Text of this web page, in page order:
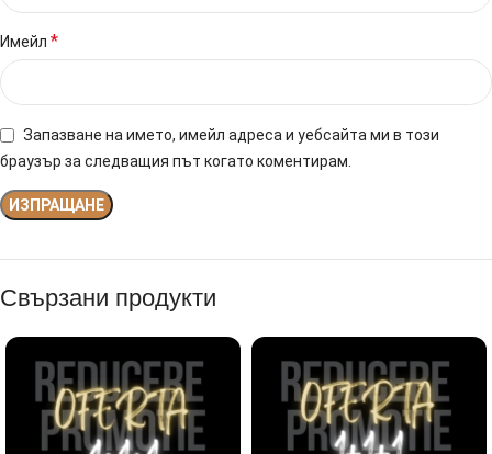
Имейл *
Запазване на името, имейл адреса и уебсайта ми в този
браузър за следващия път когато коментирам.
Свързани продукти